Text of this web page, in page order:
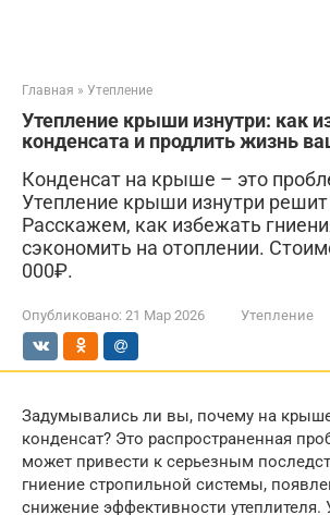
Главная » Утепление
Утепление крыши изнутри: как
конденсата и продлить жизнь
Конденсат на крыше – это
Утепление крыши изнутри решит
Расскажем, как избежать
сэкономить на отоплении.
000₽.
Опубликовано: 21 Мар 2026 Утепление
Задумывались ли вы, почему на
конденсат? Это распространенная
может привести к серьезным
гниение стропильной системы,
снижение эффективности